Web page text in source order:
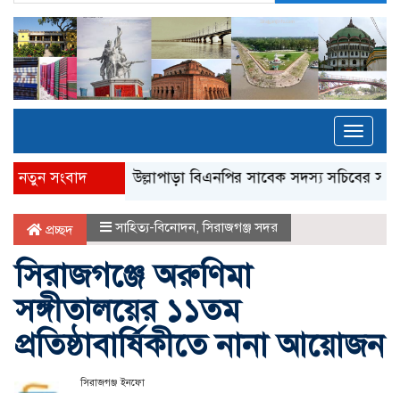
নতুন সংবাদউল্লাপাড়া বিএনপির সাবেক সদস্য সচিবের সব পদ স্থগিত
প্রচ্ছদ সাহিত্য-বিনোদন,সিরাজগঞ্জ সদর
সিরাজগঞ্জে অরুণিমা
সঙ্গীতালয়ের ১১তম
প্রতিষ্ঠাবার্ষিকীতে নানা আয়োজন
সিরাজগঞ্জ ইনফো